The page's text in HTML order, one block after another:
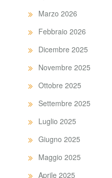
Marzo 2026
Febbraio 2026
Dicembre 2025
Novembre 2025
Ottobre 2025
Settembre 2025
Luglio 2025
Giugno 2025
Maggio 2025
Aprile 2025